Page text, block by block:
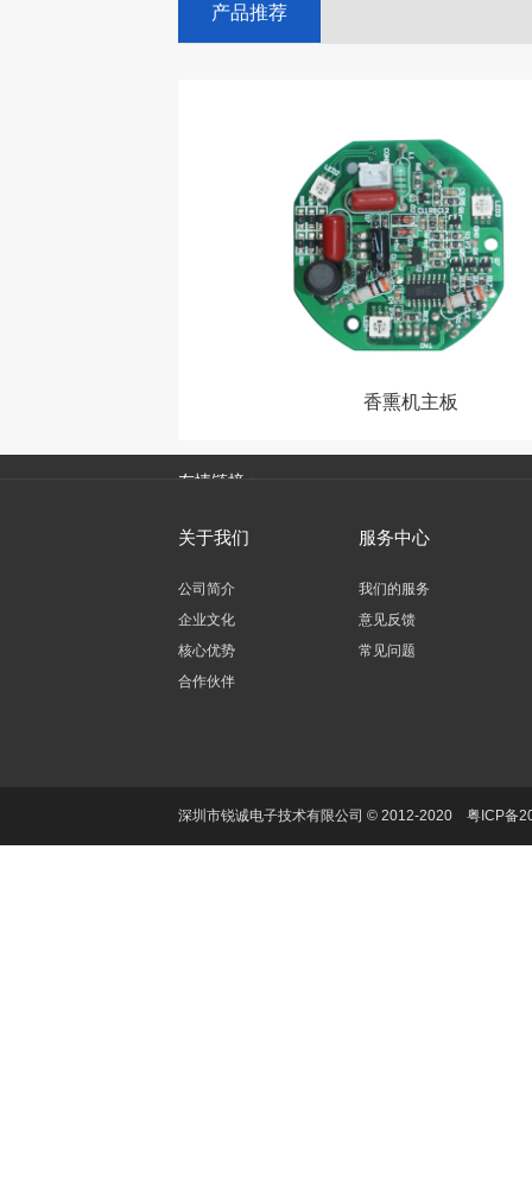
产品推荐
香熏机主板
友情链接：
关于我们
公司简介
企业文化
核心优势
合作伙伴
服务中心
我们的服务
意见反馈
常见问题
深圳市锐诚电子技术有限公司 © 2012-2020 粤ICP备